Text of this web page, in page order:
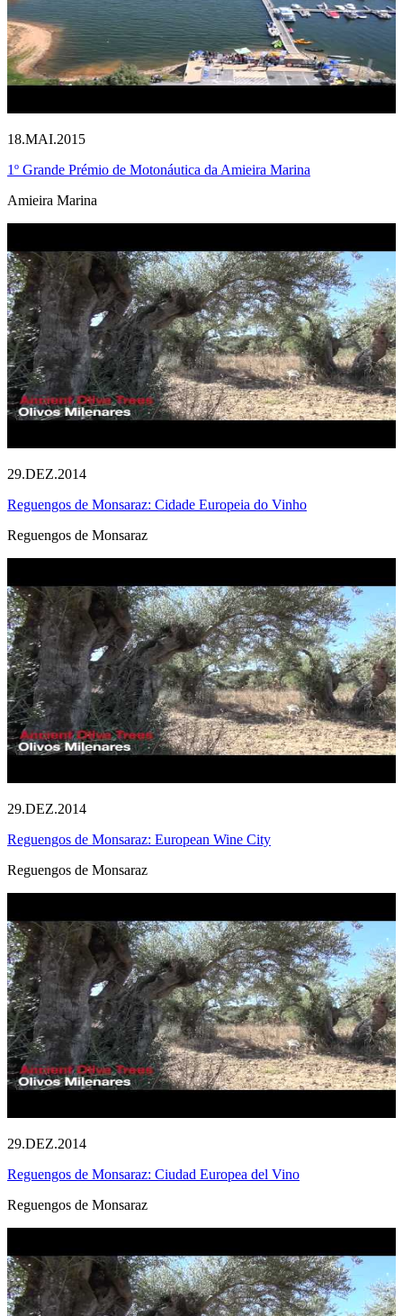
18.MAI.2015
1º Grande Prémio de Motonáutica da Amieira Marina
Amieira Marina
29.DEZ.2014
Reguengos de Monsaraz: Cidade Europeia do Vinho
Reguengos de Monsaraz
29.DEZ.2014
Reguengos de Monsaraz: European Wine City
Reguengos de Monsaraz
29.DEZ.2014
Reguengos de Monsaraz: Ciudad Europea del Vino
Reguengos de Monsaraz